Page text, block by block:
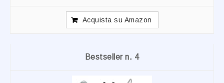
Acquista su Amazon
4